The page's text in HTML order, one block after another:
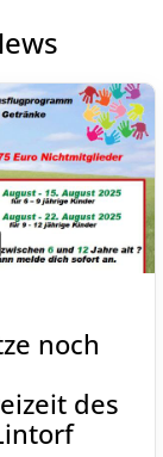
noch
des
e.V.